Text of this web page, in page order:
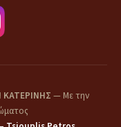
— Με την